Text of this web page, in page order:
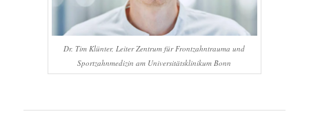
Dr. Tim Klünter, Leiter Zentrum für Frontzahntrauma und
Sportzahnmedizin am Universitätsklinikum Bonn